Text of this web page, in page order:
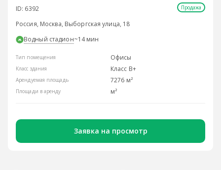
ID: 6392 Продажа
Россия, Москва, Выборгская улица, 18
Водный стадион~14 мин
Тип помещения Офисы
Класс здания Класс B+
Арендуемая площадь 7276 м²
Площади в аренду м²
Заявка на просмотр